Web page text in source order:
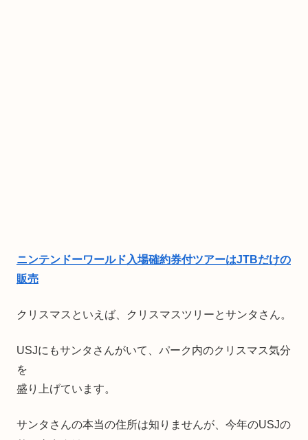
ニンテンドーワールド入場確約券付ツアーはJTBだけの
販売
クリスマスといえば、クリスマスツリーとサンタさん。
USJにもサンタさんがいて、パーク内のクリスマス気分
を
盛り上げています。
サンタさんの本当の住所は知りませんが、今年のUSJの